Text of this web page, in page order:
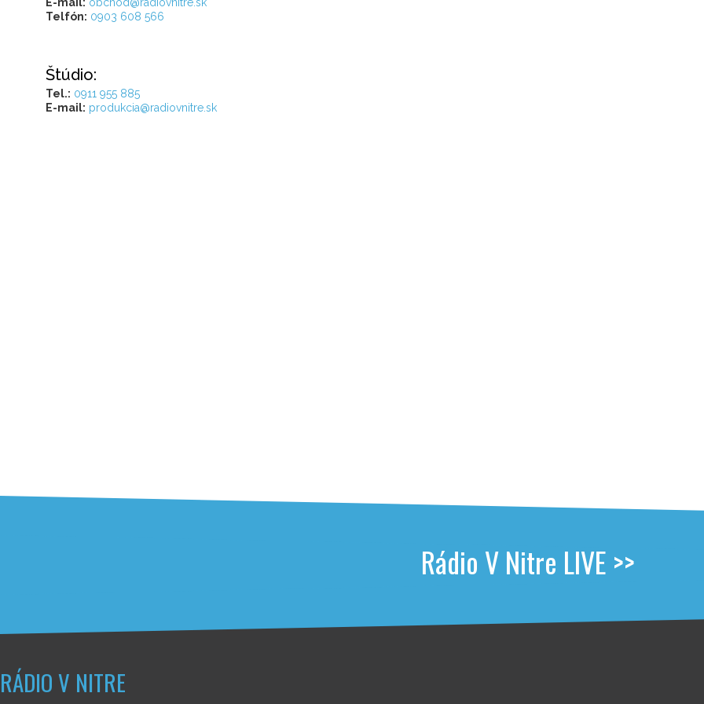
Telfón: 0903 608 566
Štúdio:
Tel.: 0911 955 885
E-mail: produkcia@radiovnitre.sk
Rádio V Nitre LIVE >>
RÁDIO V NITRE